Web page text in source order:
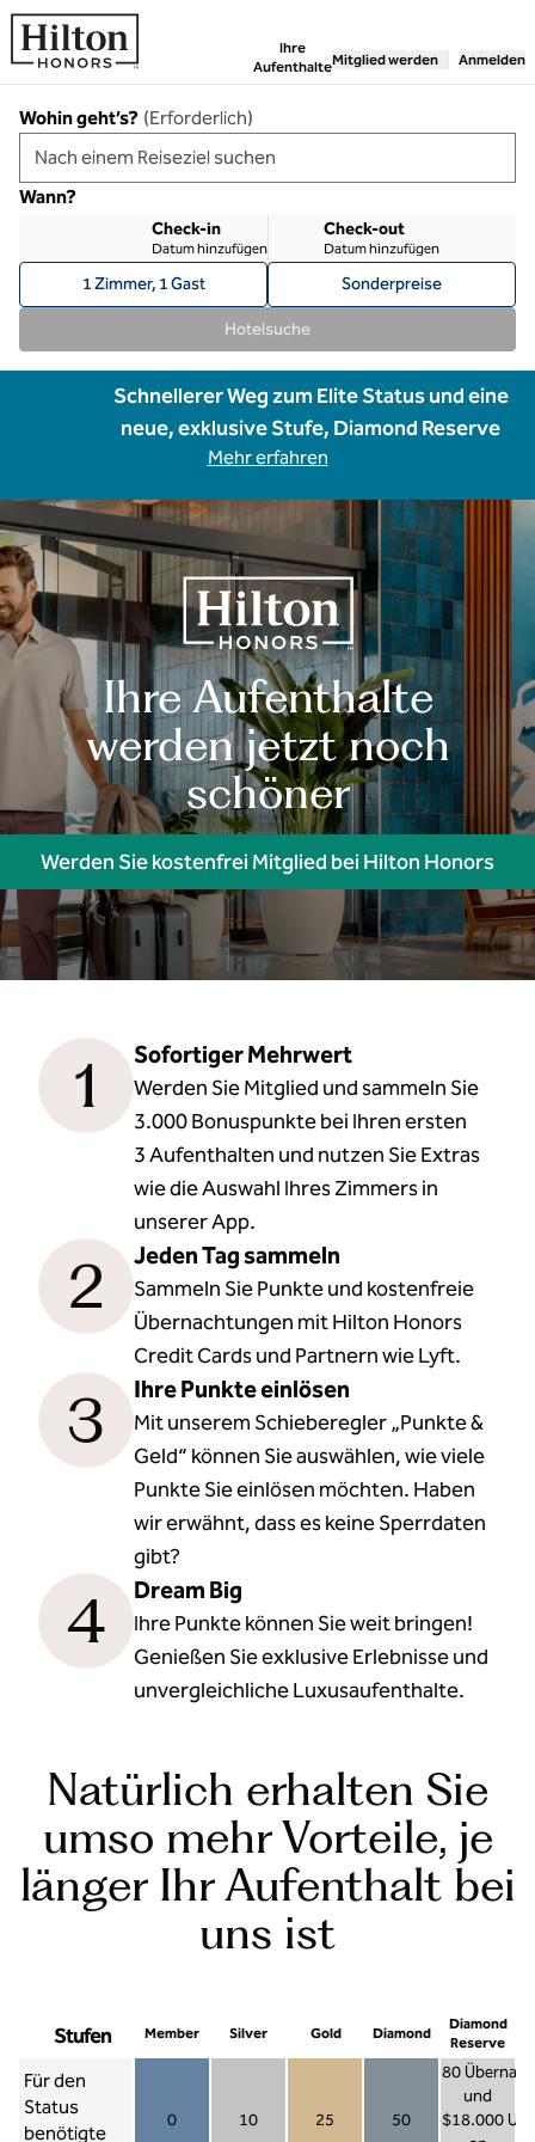
Weiter zum Inhalt
Ihre
AufenthalteMitglied werden Anmelden
Wohin geht’s? (Erforderlich)
Wann?
Check-in
Datum hinzufügen
Check-out
Datum hinzufügen
1 Zimmer, 1 Gast Sonderpreise
Hotelsuche
Schnellerer Weg zum Elite Status und eine
neue, exklusive Stufe, Diamond Reserve
Mehr erfahren
Ihre Aufenthalte
werden jetzt noch
schöner
Werden Sie kostenfrei Mitglied bei Hilton Honors
1 Sofortiger Mehrwert
Werden Sie Mitglied und sammeln Sie
3.000 Bonuspunkte bei Ihren ersten
3 Aufenthalten und nutzen Sie Extras
wie die Auswahl Ihres Zimmers in
unserer App.
2 Jeden Tag sammeln
Sammeln Sie Punkte und kostenfreie
Übernachtungen mit Hilton Honors
Credit Cards und Partnern wie Lyft.
3 Ihre Punkte einlösen
Mit unserem Schieberegler „Punkte &
Geld“ können Sie auswählen, wie viele
Punkte Sie einlösen möchten. Haben
wir erwähnt, dass es keine Sperrdaten
gibt?
4 Dream Big
Ihre Punkte können Sie weit bringen!
Genießen Sie exklusive Erlebnisse und
unvergleichliche Luxusaufenthalte.
Natürlich erhalten Sie
umso mehr Vorteile, je
länger Ihr Aufenthalt bei
uns ist
Stufen Member Silver Gold Diamond
Diamond
Reserve
Für den
Status
benötigte
0 10 25 50
80
und
$18.000